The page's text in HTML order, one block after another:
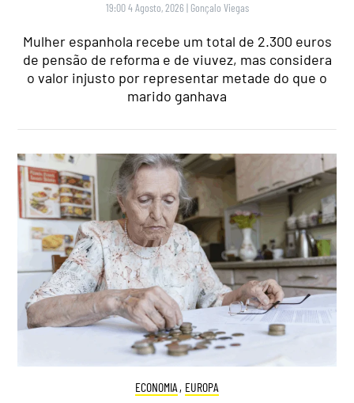
19:00 4 Agosto, 2026 | Gonçalo Viegas
Mulher espanhola recebe um total de 2.300 euros
de pensão de reforma e de viuvez, mas considera
o valor injusto por representar metade do que o
marido ganhava
ECONOMIA , EUROPA